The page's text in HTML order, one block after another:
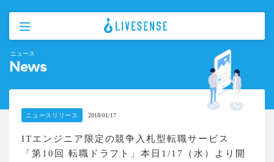
ニュース
News
ニュースリリース 2018/01/17
ITエンジニア限定の競争入札型転職サービス
「第10回 転職ドラフト」本日1/17（水）より開